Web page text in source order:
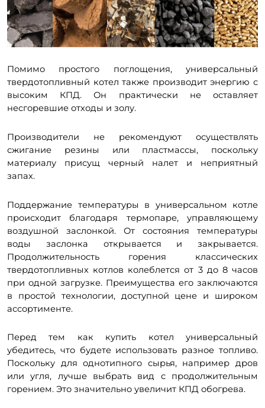
Помимо простого поглощения, универсальный
твердотопливный котел также производит энергию с
высоким КПД. Он практически не оставляет
несгоревшие отходы и золу.
Производители не рекомендуют осуществлять
сжигание резины или пластмассы, поскольку
материалу присущ черный налет и неприятный
запах.
Поддержание температуры в универсальном котле
происходит благодаря термопаре, управляющему
воздушной заслонкой. От состояния температуры
воды заслонка открывается и закрывается.
Продолжительность горения классических
твердотопливных котлов колеблется от 3 до 8 часов
при одной загрузке. Преимущества его заключаются
в простой технологии, доступной цене и широком
ассортименте.
Перед тем как купить котел универсальный
убедитесь, что будете использовать разное топливо.
Поскольку для однотипного сырья, например дров
или угля, лучше выбрать вид с продолжительным
горением. Это значительно увеличит КПД обогрева.